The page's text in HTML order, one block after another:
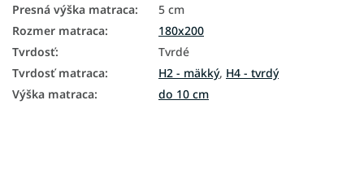
Presná výška matraca:
5 cm
Rozmer matraca:
180x200
Tvrdosť:
Tvrdé
Tvrdosť matraca: H2 - mäkký, H4 - tvrdý
Výška matraca: do 10 cm